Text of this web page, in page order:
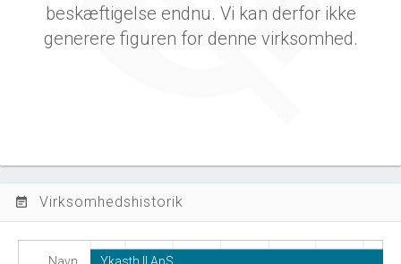
beskæftigelse endnu. Vi kan derfor ikke
generere figuren for denne virksomhed.
event_note Virksomhedshistorik